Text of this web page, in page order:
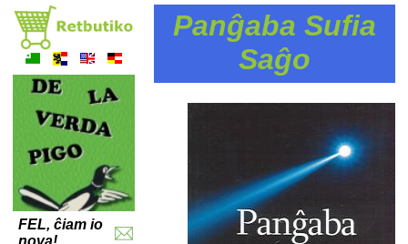
FEL, ĉiam io
Panĝaba Sufia
Saĝo